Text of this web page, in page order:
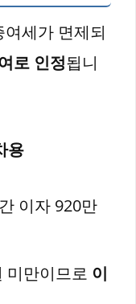
세가 면제되
로 인정됩니
용
이자 920만
미만이므로 이